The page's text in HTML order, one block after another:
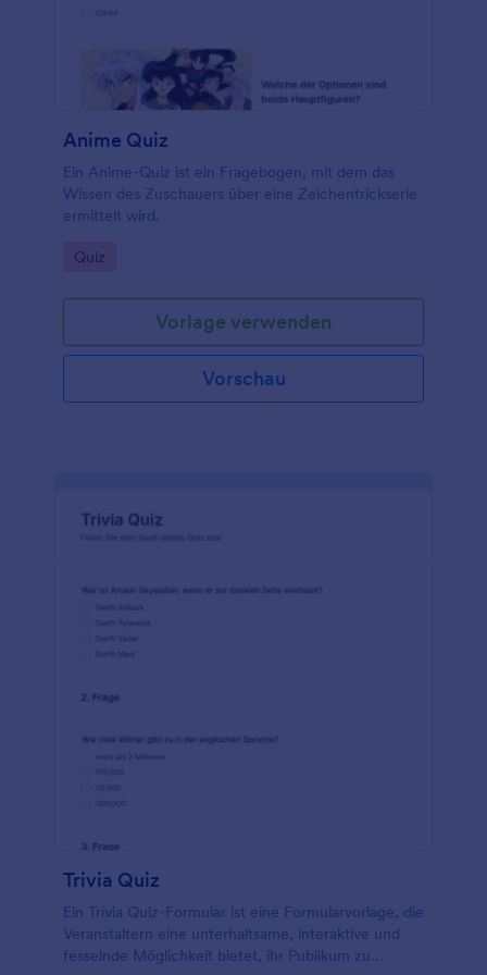
Anime Quiz
Ein Anime-Quiz ist ein Fragebogen, mit dem das
Wissen des Zuschauers über eine Zeichentrickserie
ermittelt wird.
Go to Category:
Quiz
Vorlage verwenden
Vorschau
Trivia Quiz
Ein Trivia Quiz-Formular ist eine Formularvorlage, die
Veranstaltern eine unterhaltsame, interaktive und
fesselnde Möglichkeit bietet, ihr Publikum zu